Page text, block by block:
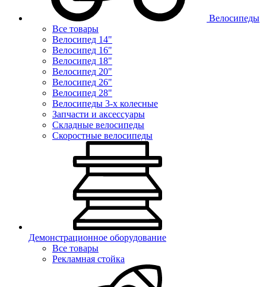
Велосипеды
Все товары
Велосипед 14"
Велосипед 16"
Велосипед 18"
Велосипед 20"
Велосипед 26"
Велосипед 28"
Велосипеды 3-х колесные
Запчасти и аксессуары
Складные велосипеды
Скоростные велосипеды
Демонстрационное оборудование
Все товары
Рекламная стойка